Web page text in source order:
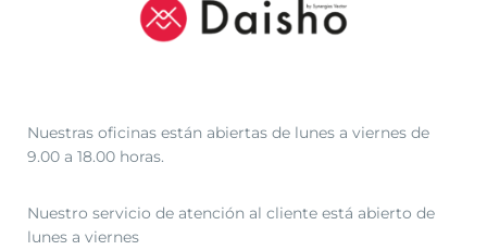
Nuestras oficinas están abiertas de lunes a viernes de
9.00 a 18.00 horas.
Nuestro servicio de atención al cliente está abierto de
lunes a viernes